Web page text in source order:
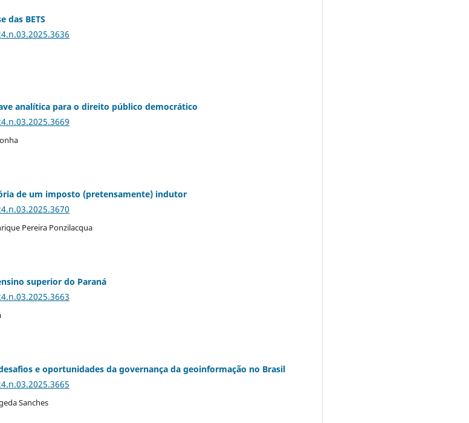
das BETS
analítica para o direito público democrático
de um imposto (pretensamente) indutor
Pereira Ponzilacqua
superior do Paraná
e oportunidades da governança da geoinformação no Brasil
Sanches